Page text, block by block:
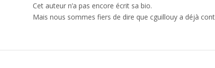
Cet auteur n’a pas encore écrit sa bio.
Mais nous sommes fiers de dire que cguillouy a déjà